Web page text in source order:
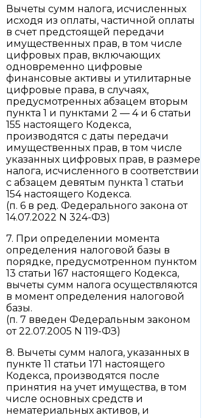
Вычеты сумм налога, исчисленных
исходя из оплаты, частичной оплаты
в счет предстоящей передачи
имущественных прав, в том числе
цифровых прав, включающих
одновременно цифровые
финансовые активы и утилитарные
цифровые права, в случаях,
предусмотренных абзацем вторым
пункта 1 и пунктами 2 — 4 и 6 статьи
155 настоящего Кодекса,
производятся с даты передачи
имущественных прав, в том числе
указанных цифровых прав, в размере
налога, исчисленного в соответствии
с абзацем девятым пункта 1 статьи
154 настоящего Кодекса.
(п. 6 в ред. Федерального закона от
14.07.2022 N 324-ФЗ)
7. При определении момента
определения налоговой базы в
порядке, предусмотренном пунктом
13 статьи 167 настоящего Кодекса,
вычеты сумм налога осуществляются
в момент определения налоговой
базы.
(п. 7 введен Федеральным законом
от 22.07.2005 N 119-ФЗ)
8. Вычеты сумм налога, указанных в
пункте 11 статьи 171 настоящего
Кодекса, производятся после
принятия на учет имущества, в том
числе основных средств и
нематериальных активов, и